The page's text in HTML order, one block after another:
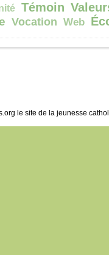
Témoin
Vocation Web
le site de la jeunesse